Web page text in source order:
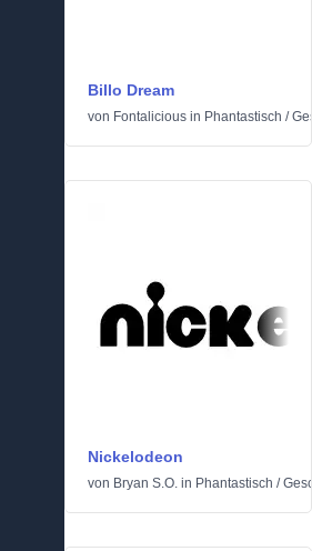
Billo Dream
von Fontalicious in Phantastisch /
Nickelodeon
von Bryan S.O. in Phantastisch /